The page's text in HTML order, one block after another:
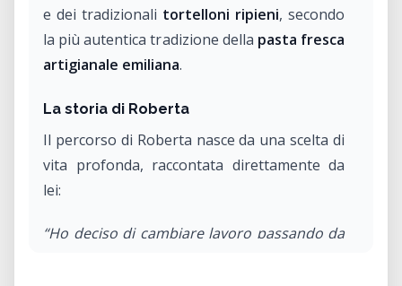
e dei tradizionali tortelloni ripieni, secondo
la più autentica tradizione della pasta fresca
artigianale emiliana.
La storia di Roberta
Il percorso di Roberta nasce da una scelta di
vita profonda, raccontata direttamente da
lei:
“Ho deciso di cambiare lavoro passando da